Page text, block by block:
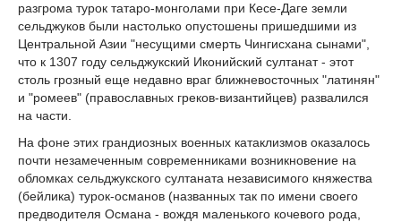
разгрома турок татаро-монголами при Кесе-Даге земли
сельджуков были настолько опустошены пришедшими из
Центральной Азии "несущими смерть Чингисхана сынами",
что к 1307 году сельджукский Иконийский султанат - этот
столь грозный еще недавно враг ближневосточных "латинян"
и "ромеев" (православных греков-византийцев) развалился
на части.
На фоне этих грандиозных военных катаклизмов оказалось
почти незамеченным современниками возникновение на
обломках сельджукского султаната независимого княжества
(бейлика) турок-османов (названных так по имени своего
предводителя Османа - вождя маленького кочевого рода,